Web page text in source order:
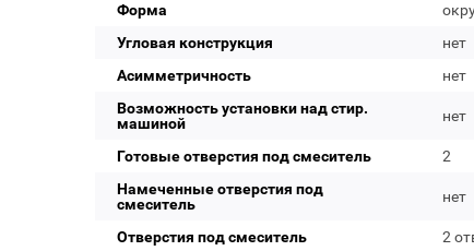
Форма
Угловая конструкция
нет
Асимметричность
нет
Возможность установки над стир.
машиной
нет
Готовые отверстия под смеситель
2
Намеченные отверстия под
смеситель
нет
Отверстия под смеситель
2